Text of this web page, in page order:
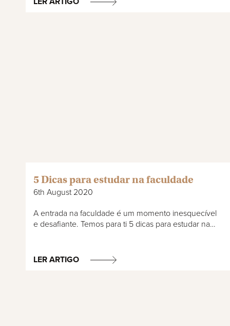
5 Dicas para estudar na faculdade
6th August 2020
A entrada na faculdade é um momento inesquecível
e desafiante. Temos para ti 5 dicas para estudar na…
LER ARTIGO